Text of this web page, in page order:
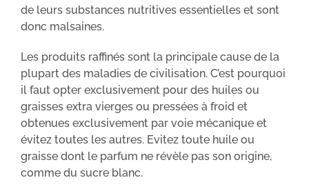
de leurs substances nutritives essentielles et sont
donc malsaines.
Les produits raffinés sont la principale cause de la
plupart des maladies de civilisation. C’est pourquoi
il faut opter exclusivement pour des huiles ou
graisses extra vierges ou pressées à froid et
obtenues exclusivement par voie mécanique et
évitez toutes les autres. Evitez toute huile ou
graisse dont le parfum ne révèle pas son origine,
comme du sucre blanc.